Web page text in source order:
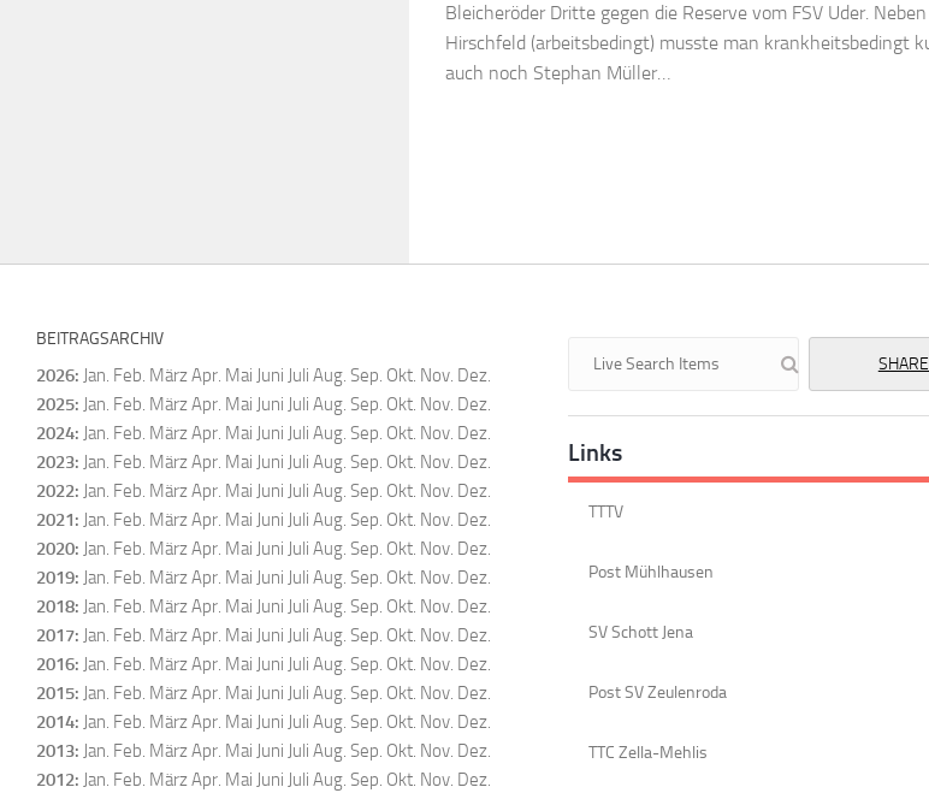
Bleicheröder Dritte gegen die Reserve vom FSV Uder.
Hirschfeld (arbeitsbedingt) musste man krankheitsbedingt
auch noch Stephan Müller…
BEITRAGSARCHIV
2026: Jan. Feb. MärzApr. Mai Juni Juli Aug. Sep. Okt. Nov. Dez.
2025: Jan. Feb. MärzApr. Mai Juni Juli Aug. Sep. Okt. Nov. Dez.
2024: Jan. Feb. MärzApr. Mai Juni Juli Aug. Sep. Okt. Nov. Dez.
2023: Jan. Feb. MärzApr. Mai Juni Juli Aug. Sep. Okt. Nov. Dez.
2022: Jan. Feb. MärzApr. Mai Juni Juli Aug. Sep. Okt. Nov. Dez.
2021: Jan. Feb. MärzApr. Mai Juni Juli Aug. Sep. Okt. Nov. Dez.
2020: Jan. Feb. MärzApr. Mai Juni Juli Aug. Sep. Okt. Nov. Dez.
2019: Jan. Feb. MärzApr. Mai Juni Juli Aug. Sep. Okt. Nov. Dez.
2018: Jan. Feb. MärzApr. Mai Juni Juli Aug. Sep. Okt. Nov. Dez.
2017: Jan. Feb. MärzApr. Mai Juni Juli Aug. Sep. Okt. Nov. Dez.
2016: Jan. Feb. MärzApr. Mai Juni Juli Aug. Sep. Okt. Nov. Dez.
2015: Jan. Feb. MärzApr. Mai Juni Juli Aug. Sep. Okt. Nov. Dez.
2014: Jan. Feb. MärzApr. Mai Juni Juli Aug. Sep. Okt. Nov. Dez.
2013: Jan. Feb. MärzApr. Mai Juni Juli Aug. Sep. Okt. Nov. Dez.
2012: Jan. Feb. MärzApr. Mai Juni Juli Aug. Sep. Okt. Nov. Dez.
Links
TTTV
Post Mühlhausen
SV Schott Jena
Post SV Zeulenroda
TTC Zella-Mehlis